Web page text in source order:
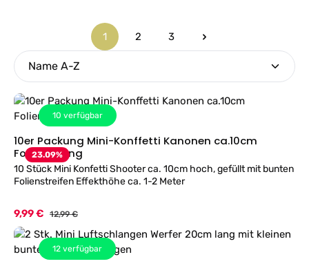
Seite
1
Seite
2
Seite
3
10 verfügbar
23.09%
10er Packung Mini-Konffetti Kanonen ca.10cm
Folienfüllung
10 Stück Mini Konfetti Shooter ca. 10cm hoch, gefüllt mit bunten
Folienstreifen Effekthöhe ca. 1-2 Meter
Verkaufspreis:
9,99 € Regulärer Preis:
12,99 €
12 verfügbar